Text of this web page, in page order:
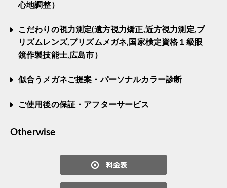
心地調整）
こだわりの視力測定(遠方視力矯正,近方視力測定,プ
リズムレンズ,プリズムメガネ,国家検定資格１級眼
鏡作製技能士,広島市）
似合うメガネご提案・パーソナルカラー診断
ご使用後の保証・アフターサービス
Otherwise